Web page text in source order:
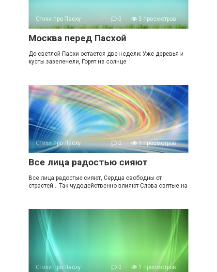
Стихи про Пасху 0 5 просмотров
Москва перед Пасхой
До светлой Пасхи остается две недели; Уже деревья и
кусты зазеленели, Горят на солнце
Стихи про Пасху 0 1 просмотров
Все лица радостью сияют
Все лица радостью сияют, Сердца свободны от
страстей… Так чудодейственно влияют Слова святые на
Стихи про Пасху 0 1 просмотров